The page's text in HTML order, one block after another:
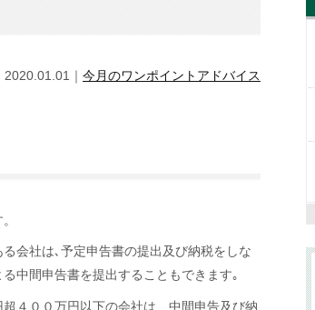
2020.01.01｜ 今月のワンポイントアドバイス
会社は､予定申告書の提出及び納税をしな
中間申告書を提出することもできます｡
４００万円以下の会社は、中間申告及び納